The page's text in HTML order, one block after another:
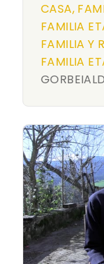
CASA,
FAMILIA
FAMILIA Y
FAMILIA